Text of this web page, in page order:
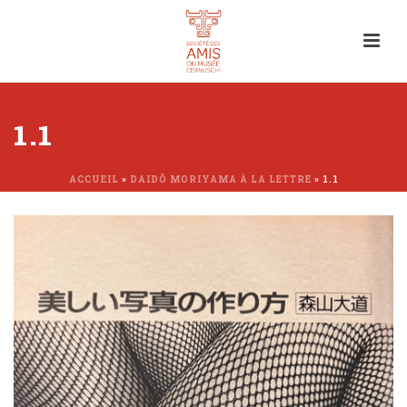
1.1
ACCUEIL » DAIDÕ MORIYAMA À LA LETTRE » 1.1